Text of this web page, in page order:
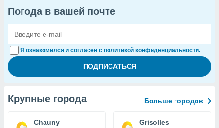
Погода в вашей почте
Я ознакомился и согласен с политикой конфиденциальности.
Крупные города Больше городов
Chauny Grisolles